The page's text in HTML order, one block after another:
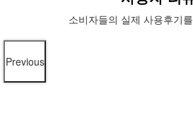
소비자들의 실제 사용후기
Previous